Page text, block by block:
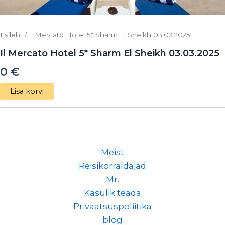
Esileht / Il Mercato Hotel 5* Sharm El Sheikh 03.03.2025
Il Mercato Hotel 5* Sharm El Sheikh 03.03.2025
0 €
Lisa korvi
Meist
Reisikorraldajad
Mr.
Kasulik teada
Privaatsuspoliitika
blog